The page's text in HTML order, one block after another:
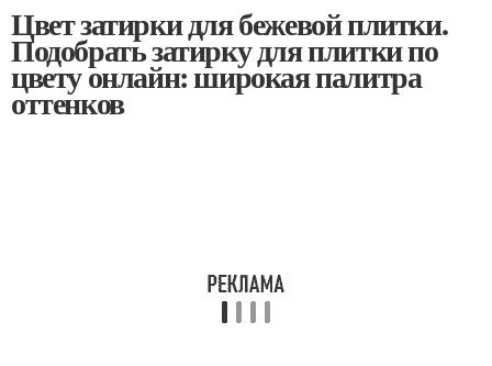
Цвет затирки для бежевой плитки.
Подобрать затирку для плитки по
цвету онлайн: широкая палитра
оттенков